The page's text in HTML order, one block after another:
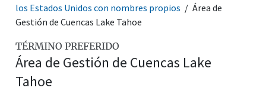
los Estados Unidos con nombres propios
Área de
Gestión de Cuencas Lake Tahoe
TÉRMINO PREFERIDO
Área de Gestión de Cuencas Lake
Tahoe